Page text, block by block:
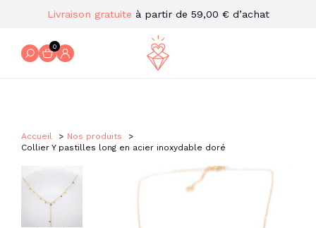
Livraison gratuite à partir de 59,00 € d’achat
0
Accueil
Nos produits
Collier Y pastilles long en acier inoxydable doré